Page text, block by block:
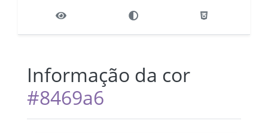
Informação da cor
#8469a6